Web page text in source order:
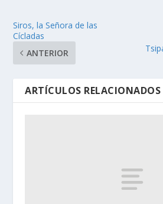
Siros, la Señora de las
Cícladas
ANTERIOR
ARTÍCULOS RELACIONADOS